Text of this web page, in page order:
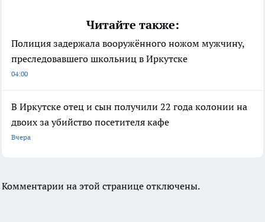
Читайте также:
Полиция задержала вооружённого ножом мужчину,
преследовавшего школьниц в Иркутске
04:00
В Иркутске отец и сын получили 22 года колонии на
двоих за убийство посетителя кафе
Вчера
Комментарии на этой странице отключены.